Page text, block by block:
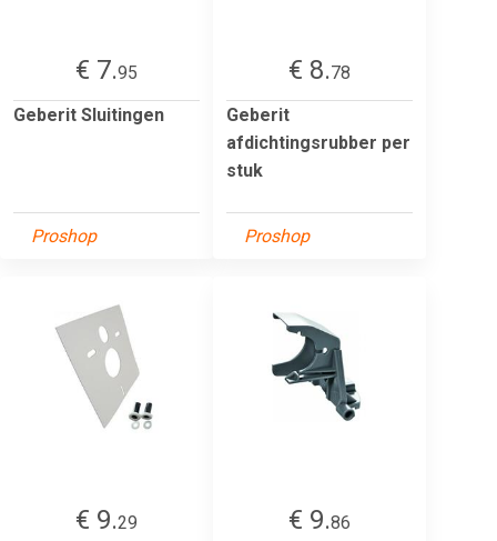
€ 7.95
Geberit Sluitingen
Proshop
€ 8.78
Geberit
afdichtingsrubber per
stuk
Proshop
€ 9.29
€ 9.86